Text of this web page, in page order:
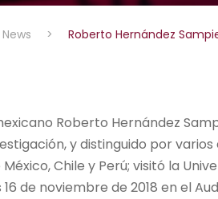
News > Roberto Hernández
Roberto Hernández
y distinguido por
Chile y Perú; visitó la
de noviembre de 2018 en el